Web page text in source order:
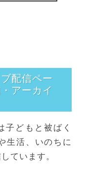
アーカイ
生活、いのちに
ています。